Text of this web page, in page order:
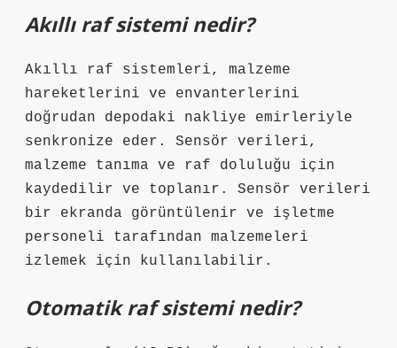
Akıllı raf sistemi nedir?
Akıllı raf sistemleri, malzeme
hareketlerini ve envanterlerini
doğrudan depodaki nakliye emirleriyle
senkronize eder. Sensör verileri,
malzeme tanıma ve raf doluluğu için
kaydedilir ve toplanır. Sensör verileri
bir ekranda görüntülenir ve işletme
personeli tarafından malzemeleri
izlemek için kullanılabilir.
Otomatik raf sistemi nedir?